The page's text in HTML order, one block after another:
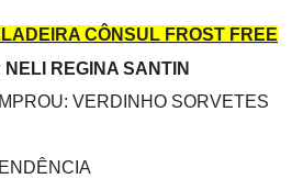
CÔNSUL FROST FREE
REGINA SANTIN
VERDINHO SORVETES